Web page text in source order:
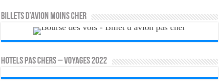
Billets d’avion moins cher
HOTELS PAS CHERS – VOYAGES 2022